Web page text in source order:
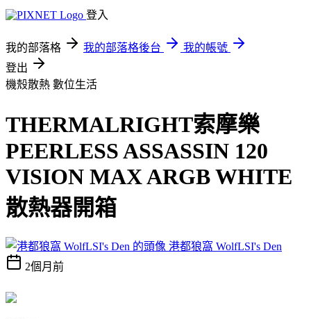
登入
我的部落格 我的部落格後台
我的帳號
登出
機殼散熱 數位生活
THERMALRIGHT索摩樂
PEERLESS ASSASSIN 120
VISION MAX ARGB WHITE
散熱器開箱
港都狼窩 WolfLSI's Den
2個月前